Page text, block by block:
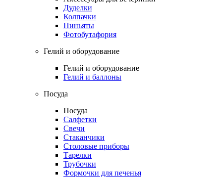
Дуделки
Колпачки
Пиньяты
Фотобутафория
Гелий и оборудование
Гелий и оборудование
Гелий и баллоны
Посуда
Посуда
Салфетки
Свечи
Стаканчики
Столовые приборы
Тарелки
Трубочки
Формочки для печенья